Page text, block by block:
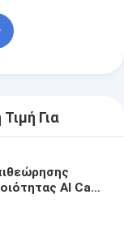
Για
AI Cap